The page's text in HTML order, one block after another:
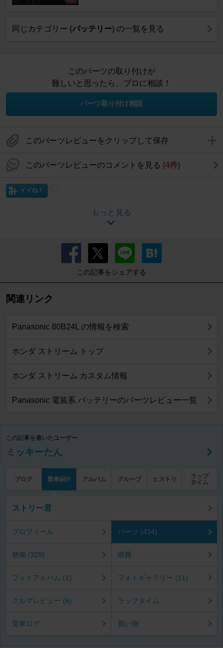
同じカテゴリー (バッテリー) の一覧を見る
このパーツの取り付けが
難しいと思ったら、プロに相談！
パーツ取り付け相談
このパーツレビューをクリップして保存
このパーツレビューのコメントを見る (4件)
イイね！
もっと見る
この記事をシェアする
関連リンク
Panasonic 80B24L の情報を検索
ホンダ ストリーム トップ
ホンダ ストリーム カスタム情報
Panasonic 電装系 バッテリーのパーツレビュー一覧
この記事を書いたユーザー
ミッキーたん
ブログ 愛車紹介 アルバム グループ ヒストリ
ラップ
タイム
ストリー君
プロフィール パーツ (434)
整備 (329) 燃費
フォトアルバム (1) フォトギャラリー (11)
クルマレビュー (6) ラップタイム
愛車ログ 買い物